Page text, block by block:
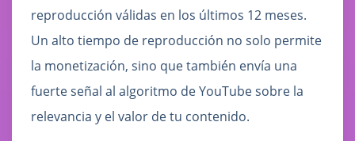
reproducción válidas en los últimos 12 meses.
Un alto tiempo de reproducción no solo permite
la monetización, sino que también envía una
fuerte señal al algoritmo de YouTube sobre la
relevancia y el valor de tu contenido.